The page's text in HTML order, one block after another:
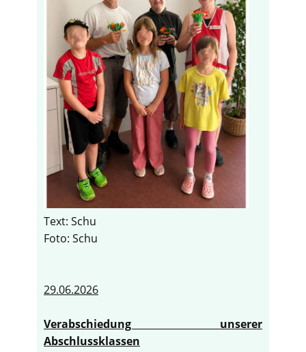
Text: Schu
Foto: Schu
29.06.2026
Verabschiedung unserer
Abschlussklassen